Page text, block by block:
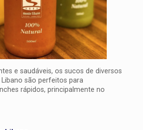
e saudáveis, os sucos de diversos
são perfeitos para
rápidos, principalmente no